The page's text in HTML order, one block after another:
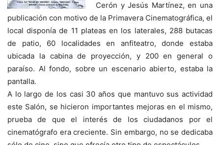
Cerón y Jesús Martínez, en una
publicación con motivo de la Primavera Cinematográfica, el
local disponía de 11 plateas en los laterales, 288 butacas
de patio, 60 localidades en anfiteatro, donde estaba
ubicada la cabina de proyección, y 200 en general o
paraíso. Al fondo, sobre un escenario abierto, estaba la
pantalla.
A lo largo de los casi 30 años que mantuvo sus actividad
este Salón, se hicieron importantes mejoras en el mismo,
prueba de que el interés de los ciudadanos por el
cinematógrafo era creciente. Sin embargo, no se dedicaba